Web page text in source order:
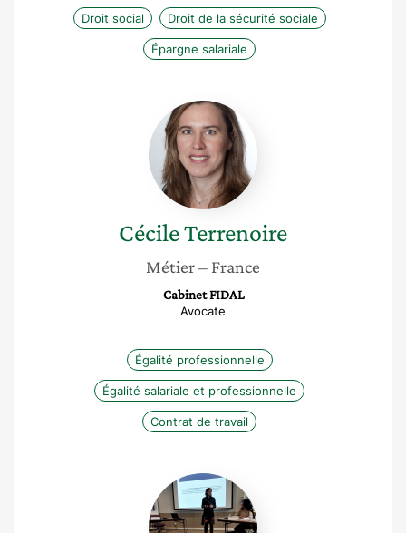
Droit social Droit de la sécurité sociale
Épargne salariale
Cécile
Terrenoire
CécileTerrenoire
Métier– France
Cabinet FIDAL
Avocate
Égalité professionnelle
Égalité salariale et professionnelle
Contrat de travail
Caroline
Diard